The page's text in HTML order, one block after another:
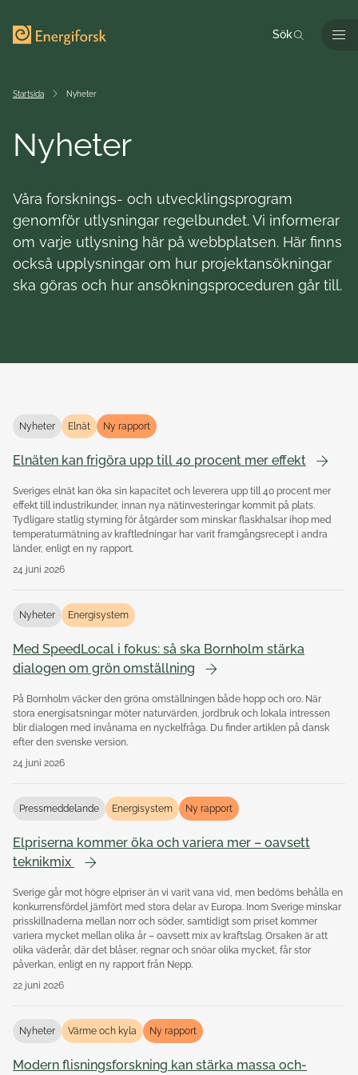
Sök
Startsida Nyheter
Nyheter
Våra forsknings- och utvecklingsprogram
genomför utlysningar regelbundet. Vi informerar
om varje utlysning här på webbplatsen. Här finns
också upplysningar om hur projektansökningar
ska göras och hur ansökningsproceduren går till.
Nyheter Elnät Ny rapport
Elnäten kan frigöra upp till 40 procent mer effekt
Sveriges elnät kan öka sin kapacitet och leverera upp till 40 procent mer
effekt till industrikunder, innan nya nätinvesteringar kommit på plats.
Tydligare statlig styrning för åtgärder som minskar flaskhalsar ihop med
temperaturmätning av kraftledningar har varit framgångsrecept i andra
länder, enligt en ny rapport.
24 juni 2026
Nyheter Energisystem
Med SpeedLocal i fokus: så ska Bornholm stärka
dialogen om grön omställning
På Bornholm väcker den gröna omställningen både hopp och oro. När
stora energisatsningar möter naturvärden, jordbruk och lokala intressen
blir dialogen med invånarna en nyckelfråga. Du finder artiklen på dansk
efter den svenske version.
24 juni 2026
Pressmeddelande Energisystem Ny rapport
Elpriserna kommer öka och variera mer – oavsett
teknikmix
Sverige går mot högre elpriser än vi varit vana vid, men bedöms behålla en
konkurrensfördel jämfört med stora delar av Europa. Inom Sverige minskar
prisskillnaderna mellan norr och söder, samtidigt som priset kommer
variera mycket mellan olika år – oavsett mix av kraftslag. Orsaken är att
olika väderår, där det blåser, regnar och snöar olika mycket, får stor
påverkan, enligt en ny rapport från Nepp.
22 juni 2026
Nyheter Värme och kyla Ny rapport
Modern flisningsforskning kan stärka massa och-